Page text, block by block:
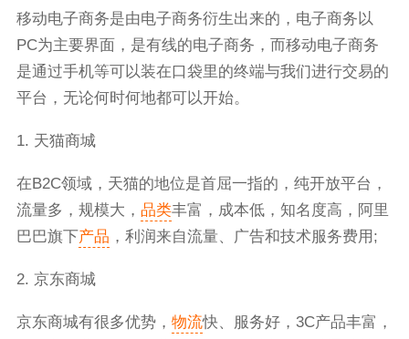
移动电子商务是由电子商务衍生出来的，电子商务以
PC为主要界面，是有线的电子商务，而移动电子商务
是通过手机等可以装在口袋里的终端与我们进行交易的
平台，无论何时何地都可以开始。
1. 天猫商城
在B2C领域，天猫的地位是首屈一指的，纯开放平台，
流量多，规模大， 品类丰富，成本低，知名度高，阿里
巴巴旗下产品 ，利润来自流量、广告和技术服务费用;
2. 京东商城
京东商城有很多优势， 物流快、服务好，3C产品丰富，